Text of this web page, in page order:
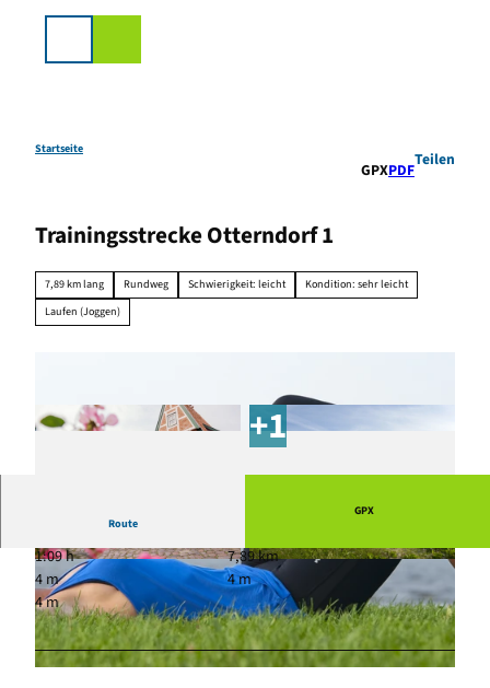
Startseite
GPXPDF
Teilen
Trainingsstrecke Otterndorf 1
7,89 km lang Rundweg Schwierigkeit: leicht
Kondition: sehr leicht
Laufen (Joggen)
© Nele Martensen, Cuxland-Tourismus, Fotogr
afin Nele Martensen
© Stefanie John von Zydowitz, Otterndorf Mark
Route
GPX
1:09 h
7,89 km
4 m
4 m
4 m